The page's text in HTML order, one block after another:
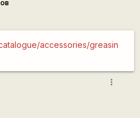
accessories/greasin
more_vert